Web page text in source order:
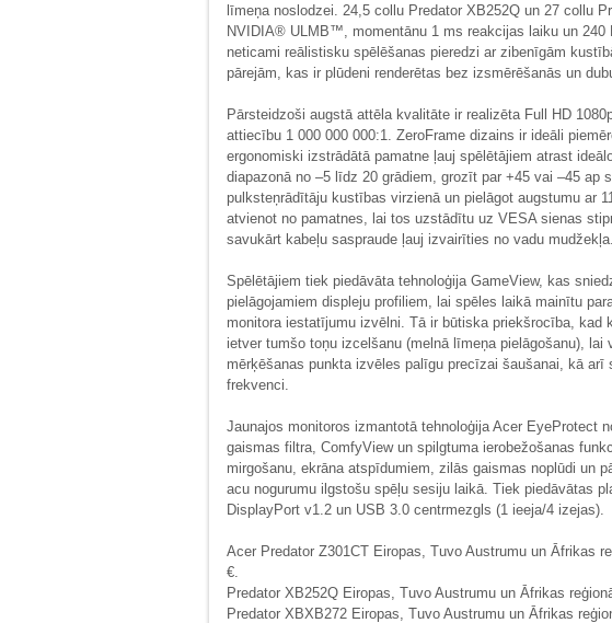
līmeņa noslodzei. 24,5 collu Predator XB252Q un 27 collu
NVIDIA® ULMB™, momentānu 1 ms reakcijas laiku un
neticami reālistisku spēlēšanas pieredzi ar zibenīgām
pārejām, kas ir plūdeni renderētas bez izsmērēšanās un
Pārsteidzoši augstā attēla kvalitāte ir realizēta Full HD
attiecību 1 000 000 000:1. ZeroFrame dizains ir ideāli
ergonomiski izstrādātā pamatne ļauj spēlētājiem atrast
diapazonā no –5 līdz 20 grādiem, grozīt par +45 vai –45 ap
pulksteņrādītāju kustības virzienā un pielāgot augstumu ar
atvienot no pamatnes, lai tos uzstādītu uz VESA sienas
savukārt kabeļu saspraude ļauj izvairīties no vadu
Spēlētājiem tiek piedāvāta tehnoloģija GameView, kas
pielāgojamiem displeju profiliem, lai spēles laikā mainītu
monitora iestatījumu izvēlni. Tā ir būtiska priekšrocība, kad
ietver tumšo toņu izcelšanu (melnā līmeņa pielāgošanu),
mērķēšanas punkta izvēles palīgu precīzai šaušanai, kā
frekvenci.
Jaunajos monitoros izmantotā tehnoloģija Acer EyeProtect
gaismas filtra, ComfyView un spilgtuma ierobežošanas
mirgošanu, ekrāna atspīdumiem, zilās gaismas noplūdi un
acu nogurumu ilgstošu spēļu sesiju laikā. Tiek piedāvātas
DisplayPort v1.2 un USB 3.0 centrmezgls (1 ieeja/4 izejas).
Acer Predator Z301CT Eiropas, Tuvo Austrumu un Āfrikas
€.
Predator XB252Q Eiropas, Tuvo Austrumu un Āfrikas
Predator XBXB272 Eiropas, Tuvo Austrumu un Āfrikas